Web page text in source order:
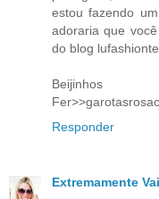
estou fazendo
adoraria que
do blog
Beijinhos
Responder
Extremamente